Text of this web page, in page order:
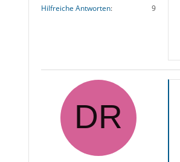
Hilfreiche Antworten
9